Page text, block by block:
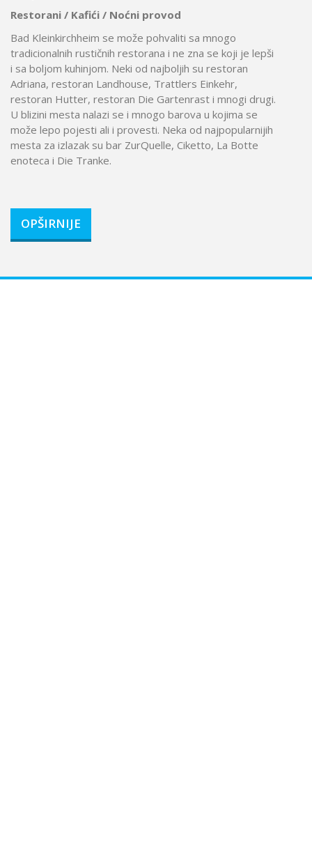
Restorani / Kafići / Noćni provod
Bad Kleinkirchheim se može pohvaliti sa mnogo
tradicionalnih rustičnih restorana i ne zna se koji je lepši
i sa boljom kuhinjom. Neki od najboljih su restoran
Adriana, restoran Landhouse, Trattlers Einkehr,
restoran Hutter, restoran Die Gartenrast i mnogi drugi.
U blizini mesta nalazi se i mnogo barova u kojima se
može lepo pojesti ali i provesti. Neka od najpopularnijih
mesta za izlazak su bar ZurQuelle, Ciketto, La Botte
enoteca i Die Tranke.
OPŠIRNIJE